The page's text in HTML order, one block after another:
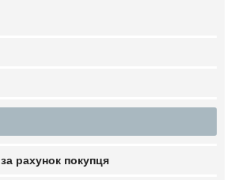
за рахунок покупця